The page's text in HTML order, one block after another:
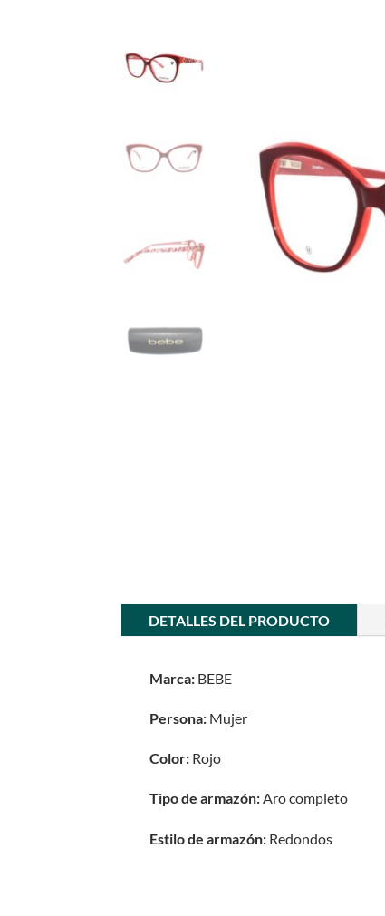
DETALLES DEL PRODUCTO
Marca: BEBE
Persona: Mujer
Color: Rojo
Tipo de armazón:Aro completo
Estilo de armazón: Redondos